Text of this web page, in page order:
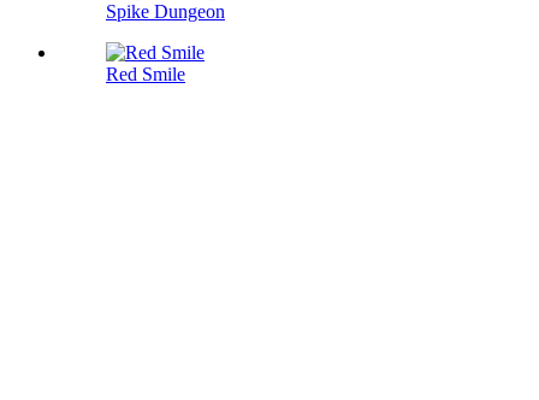
Spike Dungeon
Red Smile